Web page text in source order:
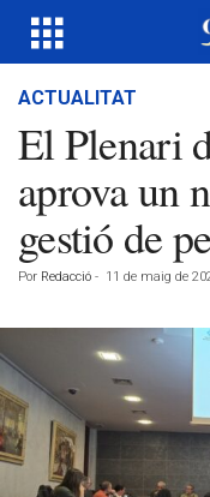
ACTUALITAT
El Plenari
aprova un
gestió de
Por Redacció - 11 de maig de